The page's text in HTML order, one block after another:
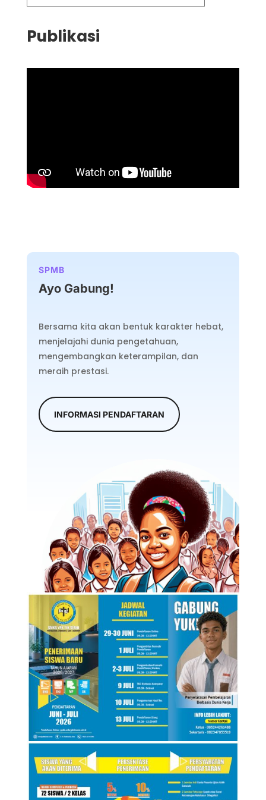
Publikasi
SPMB
Ayo Gabung!
Bersama kita akan bentuk karakter hebat,
menjelajahi dunia pengetahuan,
mengembangkan keterampilan, dan
meraih prestasi.
INFORMASI PENDAFTARAN